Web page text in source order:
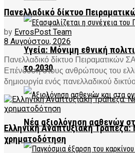
Υγεία: Μόνιμη εθνική
το 2030
Νέα αξιολόγηση ασθενών
Πανελλαδικό δίκτυο
by EvrosPost Team
8 Αυγούστου, 2026
Πανελλαδικό δίκτυο Πειραματικών
Επένδυση στους ανθρώπους του
δημιουργία ενός πανελλαδικού
Ελληνική Αναπτυξιακή
χρηματοδότηση